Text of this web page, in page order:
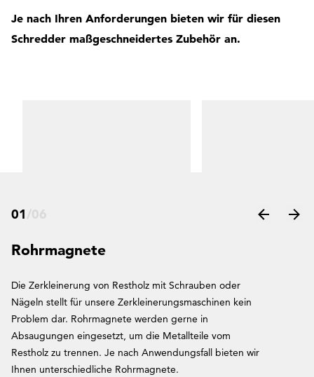
Je nach Ihren Anforderungen bieten wir für diesen
Schredder maßgeschneidertes Zubehör an.
01
Rohrmagnete
Die Zerkleinerung von Restholz mit Schrauben oder
Nägeln stellt für unsere Zerkleinerungsmaschinen kein
Problem dar. Rohrmagnete werden gerne in
Absaugungen eingesetzt, um die Metallteile vom
Restholz zu trennen. Je nach Anwendungsfall bieten wir
Ihnen unterschiedliche Rohrmagnete.